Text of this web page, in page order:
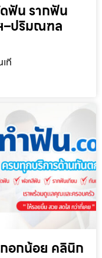
ฟัน รากฟัน
–ปริมณฑล
ที
อกน้อย คลินิก